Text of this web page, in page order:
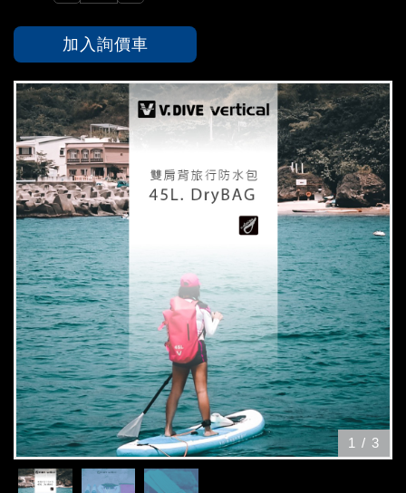
加入詢價車
1 / 3